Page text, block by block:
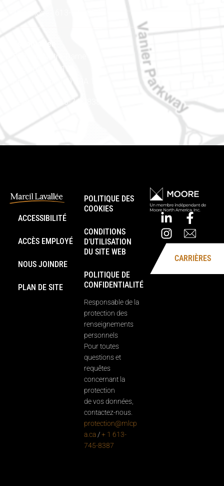
Téléphone : 613-745-8387
Est ontarien
888, rue Notre-Dame
Case postale 101
Embrun (Ontario) K0A 1W1
Téléphone : 613-745-8387
ACCESSIBILITÉ
ACCÈS EMPLOYÉ
NOUS JOINDRE
PLAN DE SITE
POLITIQUE DES
COOKIES
CONDITIONS
D’UTILISATION
DU SITE WEB
POLITIQUE DE
CONFIDENTIALITÉ
Responsable de la
protection des
renseignements
personnels
Pour toutes
questions et
requêtes
concernant la
protection
de vos données,
contactez-nous.
protection@mlcp
a.ca /+ 1 613-
745-8387
CARRIÈRES